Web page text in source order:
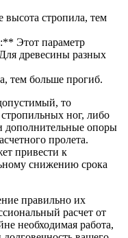
стропила, тем
Этот параметр
древесины разных
тем больше прогиб.
то
ног, либо
дополнительные опоры
пролета.
привести к
снижению срока
правильно их
расчет от
необходимая работа,